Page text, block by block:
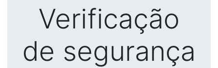
Verificação
de segurança